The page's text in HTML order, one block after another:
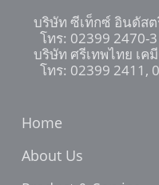
บริษัท ซีเท็กซ์ อินดัส
โทร: 02399 2470-3
บริษัท ศรีเทพไทย เค
โทร: 02399 2411,
Home
About Us